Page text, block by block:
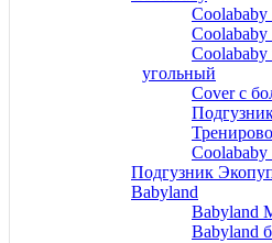
угольный
Cover c
Подгузник
Babyland
Babyland
Babyland